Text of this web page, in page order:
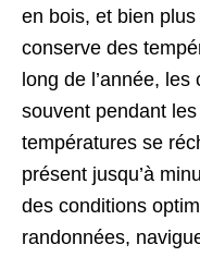
en bois, et bien
conserve des
long de l’année,
souvent pendant
températures se
présent jusqu’à
des conditions
randonnées,